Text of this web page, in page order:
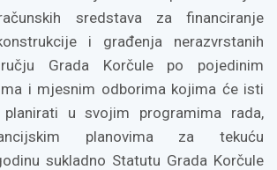
sredstava za financiranje
i građenja nerazvrstanih
Grada Korčule po pojedinim
i mjesnim odborima kojima će isti
u svojim programima rada,
planovima za tekuću
sukladno Statutu Grada Korčule